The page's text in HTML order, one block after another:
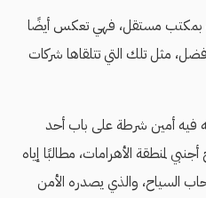
بمكتب مستقل، فهي تعكس أيضًا
مثل تلك التي تتلقاها شركات
فيه أمين شرطة على باب أحد
لمنطقة الأهرامات، مطالبًا إياه
السياح، والذي يصدره الأمن